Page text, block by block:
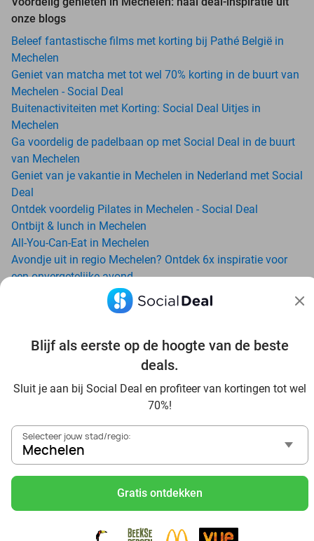
Blijf als eerste op de hoogte van de beste
deals.
Sluit je aan bij Social Deal en profiteer van kortingen tot wel
70%!
Selecteer jouw stad/regio:
Mechelen
Gratis ontdekken
onze blogs
Beleef fantastische films met korting bij Pathé België in
Mechelen
Geniet van matcha met tot wel 70% korting in de buurt van
Mechelen - Social Deal
Buitenactiviteiten met Korting: Social Deal Uitjes in
Mechelen
Ga voordelig de padelbaan op met Social Deal in de buurt
van Mechelen
Geniet van je vakantie in Mechelen in Nederland met Social
Deal
Ontdek voordelig Pilates in Mechelen - Social Deal
Ontbijt & lunch in Mechelen
All-You-Can-Eat in Mechelen
Avondje uit in regio Mechelen? Ontdek 6x inspiratie voor
een onvergetelijke avond
Date ideeën voor Mechelen en omgeving: ontdek 16 tips
voor de ideale dates
trampolineparadijs
Dagje uit naar Pairi Daiza vanaf Mechelen: verwonder je in
Dierentuin Zoo Planckendael: Een wereldreis vol avontuur
Ontdek de beste restaurants in Mechelen via Social Deal
Voordelig sushi scoren? Ontdek de beste sushi restaurants
in Mechelen en omgeving
Schoonheidsspecialisten in Mechelen: voordelige
Schoonheidssalons in Mechelen: voordelige beauty-